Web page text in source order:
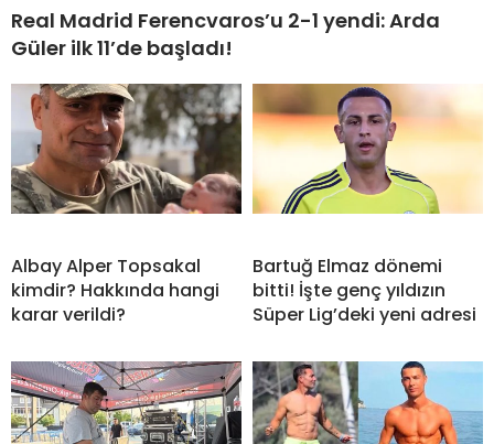
Real Madrid Ferencvaros’u 2-1 yendi: Arda
Güler ilk 11’de başladı!
Albay Alper Topsakal
kimdir? Hakkında hangi
karar verildi?
Bartuğ Elmaz dönemi
bitti! İşte genç yıldızın
Süper Lig’deki yeni adresi